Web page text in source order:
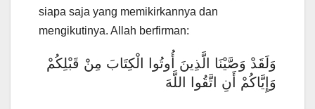
siapa saja yang memikirkannya dan
mengikutinya. Allah berfirman:
وَلَقَدْ وَصَّيْنَا الَّذِينَ أُوتُوا الْكِتَابَ مِنْ قَبْلِكُمْ
وَإِيَّاكُمْ أَنِ اتَّقُوا اللَّهَ